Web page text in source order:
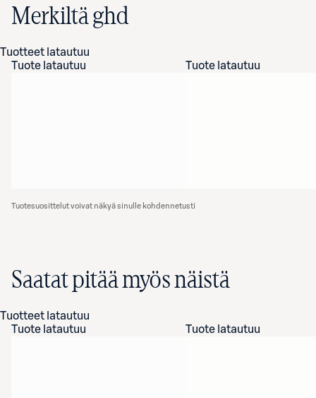
Merkiltä ghd
Tuotteet latautuu
Tuote latautuu
Tuote latautuu
Tuotesuosittelut voivat näkyä sinulle kohdennetusti
Saatat pitää myös näistä
Tuotteet latautuu
Tuote latautuu
Tuote latautuu